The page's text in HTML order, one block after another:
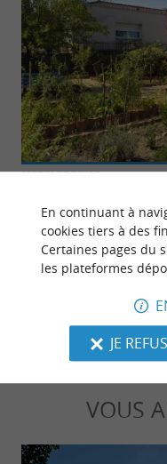
Jardin de Payot
botanique situé dans le sud
Dax. Créé par un ...
151 m - Montfort-
VOUS
En continuant à
cookies tiers à des
Certaines pages du
les plateformes
JE